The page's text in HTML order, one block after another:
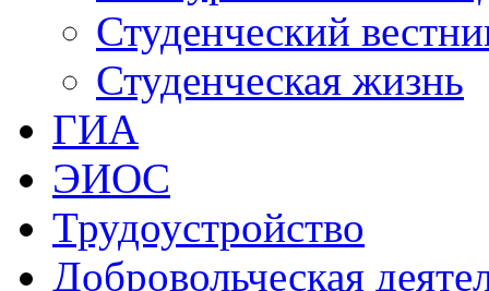
Студенческий
Студенческая жизнь
ГИА
ЭИОС
Трудоустройство
Добровольческая